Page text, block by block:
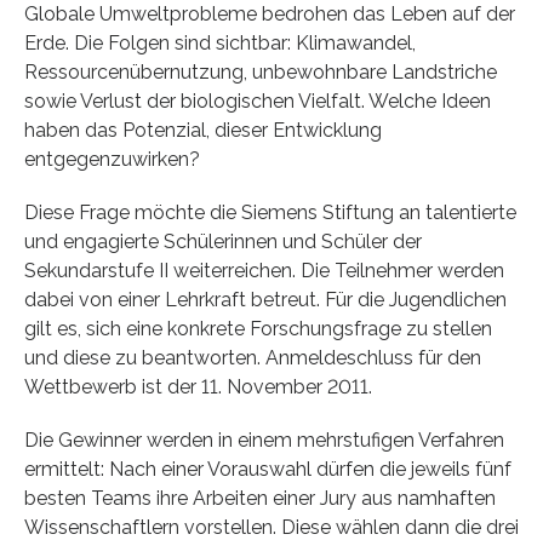
Globale Umweltprobleme bedrohen das Leben auf der
Erde. Die Folgen sind sichtbar: Klimawandel,
Ressourcenübernutzung, unbewohnbare Landstriche
sowie Verlust der biologischen Vielfalt. Welche Ideen
haben das Potenzial, dieser Entwicklung
entgegenzuwirken?
Diese Frage möchte die Siemens Stiftung an talentierte
und engagierte Schülerinnen und Schüler der
Sekundarstufe II weiterreichen. Die Teilnehmer werden
dabei von einer Lehrkraft betreut. Für die Jugendlichen
gilt es, sich eine konkrete Forschungsfrage zu stellen
und diese zu beantworten. Anmeldeschluss für den
Wettbewerb ist der 11. November 2011.
Die Gewinner werden in einem mehrstufigen Verfahren
ermittelt: Nach einer Vorauswahl dürfen die jeweils fünf
besten Teams ihre Arbeiten einer Jury aus namhaften
Wissenschaftlern vorstellen. Diese wählen dann die drei